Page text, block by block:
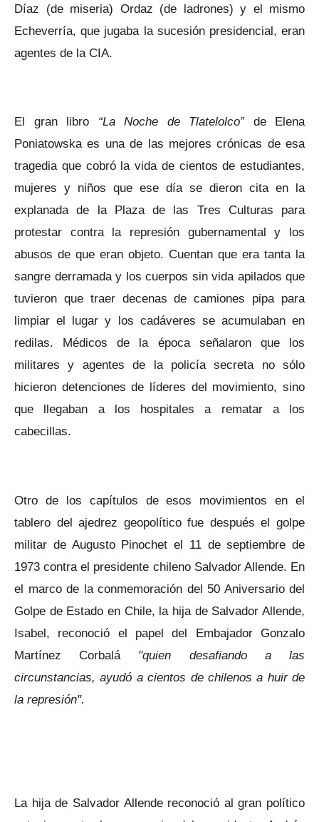
Díaz (de miseria) Ordaz (de ladrones) y el mismo
Echeverría, que jugaba la sucesión presidencial, eran
agentes de la CIA.
El gran libro “La Noche de Tlatelolco”de Elena
Poniatowska es una de las mejores crónicas de esa
tragedia que cobró la vida de cientos de estudiantes,
mujeres y niños que ese día se dieron cita en la
explanada de la Plaza de las Tres Culturas para
protestar contra la represión gubernamental y los
abusos de que eran objeto. Cuentan que era tanta la
sangre derramada y los cuerpos sin vida apilados que
tuvieron que traer decenas de camiones pipa para
limpiar el lugar y los cadáveres se acumulaban en
redilas. Médicos de la época señalaron que los
militares y agentes de la policía secreta no sólo
hicieron detenciones de líderes del movimiento, sino
que llegaban a los hospitales a rematar a los
cabecillas.
Otro de los capítulos de esos movimientos en el
tablero del ajedrez geopolítico fue después el golpe
militar de Augusto Pinochet el 11 de septiembre de
1973 contra el presidente chileno Salvador Allende. En
el marco de la conmemoración del 50 Aniversario del
Golpe de Estado en Chile, la hija de Salvador Allende,
Isabel, reconoció el papel del Embajador Gonzalo
Martínez Corbalá "quien desafiando a las
circunstancias, ayudó a cientos de chilenos a huir de
la represión".
La hija de Salvador Allende reconoció al gran político